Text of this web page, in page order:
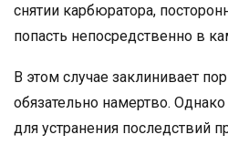
снятии карбюратора,
попасть непосредственно в
В этом случае заклинивает
обязательно намертво.
для устранения последствий